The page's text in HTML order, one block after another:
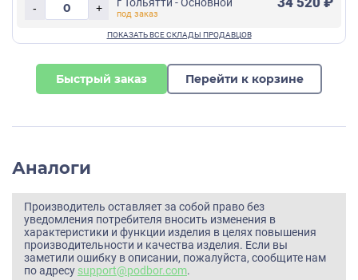
-
+
Быстрый заказ Перейти к корзине
Аналоги
Производитель оставляет за собой право без
уведомления потребителя вносить изменения в
характеристики и функции изделия в целях повышения
производительности и качества изделия. Если вы
заметили ошибку в описании, пожалуйста, сообщите нам
по адресу support@podbor.com.